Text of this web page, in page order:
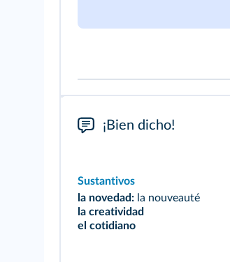
¡Bien dicho!
Sustantivos
la novedad: la nouveauté
la creatividad
el cotidiano